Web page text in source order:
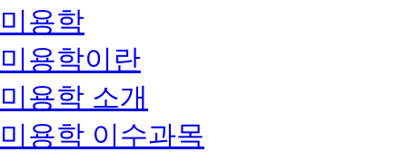
미용학
미용학이란
미용학 소개
미용학 이수과목